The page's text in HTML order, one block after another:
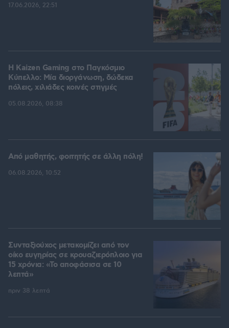
17.06.2026, 22:51
H Kaizen Gaming στο Παγκόσμιο
Kύπελλο: Μία διοργάνωση, δώδεκα
πόλεις, χιλιάδες κοινές στιγμές
05.08.2026, 08:38
Από μαθητής, φοιτητής σε άλλη πόλη!
06.08.2026, 10:52
Συνταξιούχος μετακομίζει από τον
οίκο ευγηρίας σε κρουαζιερόπλοιο για
15 χρόνια: «Το αποφάσισα σε 10
λεπτά»
πριν 38 λεπτά